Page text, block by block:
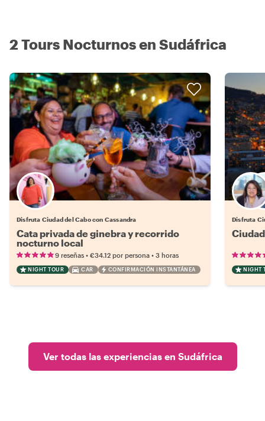
2 Tours Nocturnos en Sudáfrica
Disfruta Ciudad del Cabo con Cassandra
Cata privada de ginebra y recorrido
nocturno local
9 reseñas • €34.12 por persona • 3 horas
NIGHT TOUR CAR CONFIRMACIÓN INSTANTÁNEA
Disfruta
NIGHT
Ver todas las experiencias en Sudáfrica